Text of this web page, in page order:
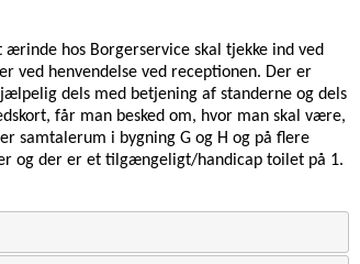
hos Borgerservice skal tjekke ind ved
ved henvendelse ved receptionen. Der er
dels med betjening af standerne og dels
får man besked om, hvor man skal være,
samtalerum i bygning G og H og på flere
og der er et tilgængeligt/handicap toilet på 1.